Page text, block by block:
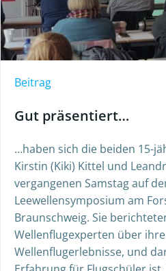
Beitrag
Gut präsentiert…
…haben sich die beiden 15-
Kirstin (Kiki) Kittel und
vergangenen Samstag auf
Leewellensymposium am
Braunschweig. Sie
Wellenflugexperten über
Wellenflugerlebnisse, und